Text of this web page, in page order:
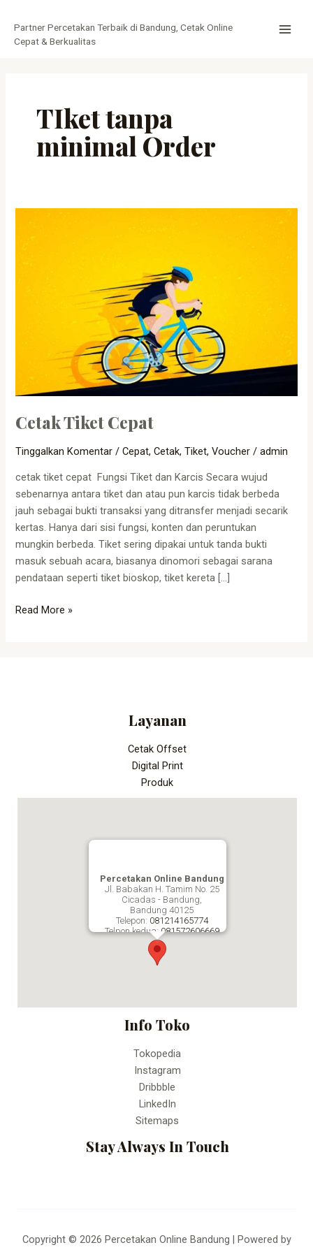
konten
Partner Percetakan Terbaik di Bandung, Cetak Online
Cepat & Berkualitas
TIket tanpa
minimal Order
Cetak Tiket Cepat
Tinggalkan Komentar /Cepat,Cetak,Tiket,Voucher /admin
cetak tiket cepat Fungsi Tiket dan Karcis Secara wujud
sebenarnya antara tiket dan atau pun karcis tidak berbeda
jauh sebagai bukti transaksi yang ditransfer menjadi secarik
kertas. Hanya dari sisi fungsi, konten dan peruntukan
mungkin berbeda. Tiket sering dipakai untuk tanda bukti
masuk sebuah acara, biasanya dinomori sebagai sarana
pendataan seperti tiket bioskop, tiket kereta […]
Read More »
Layanan
Cetak Offset
Digital Print
Produk
Percetakan Online Bandung
Jl. Babakan H. Tamim No. 25
Cicadas - Bandung,
Bandung 40125
Telepon: 081214165774
Telpon kedua: 081572606669
Percetakan Online Bandung
Info Toko
Tokopedia
Instagram
Dribbble
LinkedIn
Sitemaps
Stay Always In Touch
Copyright © 2026 Percetakan Online Bandung | Powered by